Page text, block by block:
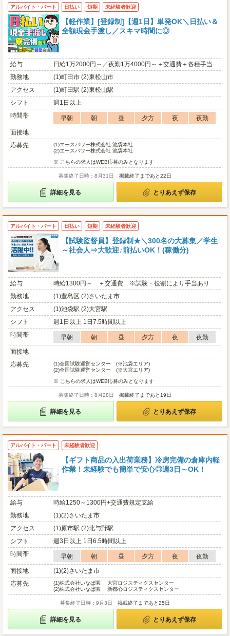
アルバイト・パート 日払い 短期 未経験者歓迎
【軽作業】[登録制]【週1日】単発OK＼日払い＆
全額現金手渡し／スキマ時間に◎
給与
日給1万2000円～／夜勤1万4000円～＋交通費＋各種手当
勤務地
(1)町田市 (2)東松山市
アクセス
(1)町田駅 (2)東松山駅
シフト
週1日以上
時間帯
早朝 朝 昼 夕方 夜
夜勤
面接地
応募先
(1)エースパワー株式会社 池袋本社
(2)エースパワー株式会社 池袋本社
※ こちらの求人はWEB応募のみとなります
募集終了日時：8月31日 掲載終了まであと22日
詳細を見る とりあえず保存
アルバイト・パート 日払い 短期 未経験者歓迎
【試験監督員】登録制★＼300名の大募集／学生
～社会人⇒大歓迎♪前払いOK！(稼働分)
給与
時給1300円～ ＋交通費 ※試験・役割により手当あり
勤務地
(1)豊島区 (2)さいたま市
アクセス
(1)池袋駅 (2)大宮駅
シフト
週1日以上 1日7.5時間以上
時間帯
早朝 朝 昼 夕方 夜
夜勤
面接地
応募先
(1)全国試験運営センター (※池袋エリア)
(2)全国試験運営センター (※大宮エリア)
※ こちらの求人はWEB応募のみとなります
募集終了日時：8月28日 掲載終了まであと19日
詳細を見る とりあえず保存
アルバイト・パート 未経験者歓迎
【ギフト商品の入出荷業務】冷房完備の倉庫内軽
作業！未経験でも簡単で安心◎週3日～OK！
給与
時給1250～1300円+交通費規定支給
勤務地
(1)(2)さいたま市
アクセス
(1)原市駅 (2)北与野駅
シフト
週3日以上 1日6.5時間以上
時間帯
早朝 朝 昼 夕方 夜
夜勤
面接地
(1)(2)さいたま市
応募先
(1)株式会社いなば園 大宮ロジスティクスセンター
(2)株式会社いなば園 新都心ロジスティクスセンター
募集終了日時：9月3日 掲載終了まであと25日
詳細を見る とりあえず保存